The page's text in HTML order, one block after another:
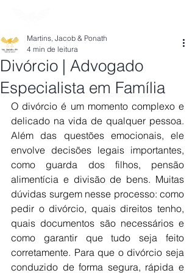
Divórcio | Advogado
Especialista em Família
Martins, Jacob & Ponath
4 min de leitura
O divórcio é um momento complexo e
delicado na vida de qualquer pessoa.
Além das questões emocionais, ele
envolve decisões legais importantes,
como guarda dos filhos, pensão
alimentícia e divisão de bens. Muitas
dúvidas surgem nesse processo: como
pedir o divórcio, quais direitos tenho,
quais documentos são necessários e
como garantir que tudo seja feito
corretamente. Para que o divórcio seja
conduzido de forma segura, rápida e